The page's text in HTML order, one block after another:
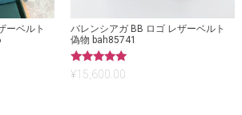
ーベルト
バレンシアガ BB ロゴ レザーベルト
偽物 bah85741
5段階中
5.00
¥15,600.00